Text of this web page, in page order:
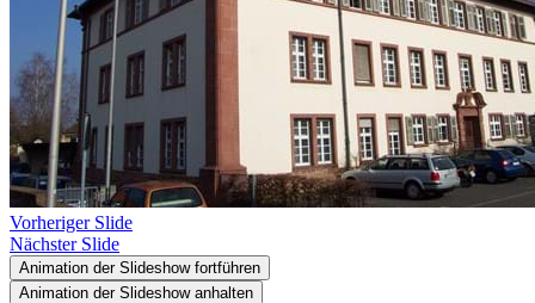
Vorheriger Slide
Nächster Slide
Animation der Slideshow fortführen
Animation der Slideshow anhalten